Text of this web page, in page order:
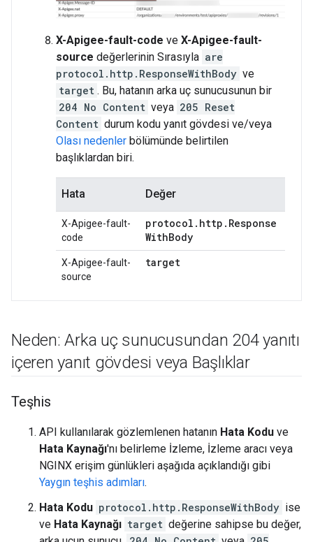
X-Apigee-fault-code ve X-Apigee-fault-
source değerlerinin Sırasıyla are
protocol.http.ResponseWithBody ve
target . Bu, hatanın arka uç sunucusunun bir
204 No Content veya 205 Reset
Content durum kodu yanıt gövdesi ve/veya
Olası nedenler bölümünde belirtilen
başlıklardan biri.
Hata Değer
X-Apigee-fault-
code
protocol . http . Response
WithBody
X-Apigee-fault-
source
target
Neden: Arka uç sunucusundan 204 yanıtı
içeren yanıt gövdesi veya Başlıklar
Teşhis
API kullanılarak gözlemlenen hatanın Hata Kodu ve
Hata Kaynağı'nı belirleme İzleme, İzleme aracı veya
NGINX erişim günlükleri aşağıda açıklandığı gibi
Yaygın teşhis adımları.
Hata Kodu protocol.http.ResponseWithBody ise
ve Hata Kaynağı target değerine sahipse bu değer,